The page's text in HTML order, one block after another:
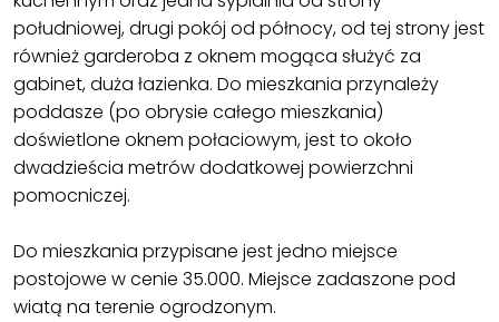
południowej, drugi pokój od północy, od tej strony jest
również garderoba z oknem mogąca służyć za
gabinet, duża łazienka. Do mieszkania przynależy
poddasze (po obrysie całego mieszkania)
doświetlone oknem połaciowym, jest to około
dwadzieścia metrów dodatkowej powierzchni
pomocniczej.
Do mieszkania przypisane jest jedno miejsce
postojowe w cenie 35.000. Miejsce zadaszone pod
wiatą na terenie ogrodzonym.